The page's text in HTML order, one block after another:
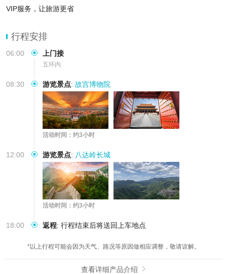
VIP服务，让旅游更省
行程安排
06:00 上门接
五环内
08:30 游览景点: 故宫博物院
活动时间：约3小时
12:00 游览景点: 八达岭长城
活动时间：约3小时
18:00 返程: 行程结束后将送回上车地点
*以上行程可能会因为天气、路况等原因做相应调整，敬请谅解。
查看详细产品介绍 